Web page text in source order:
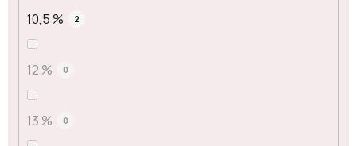
10,5 % 2
12 % 0
13 % 0